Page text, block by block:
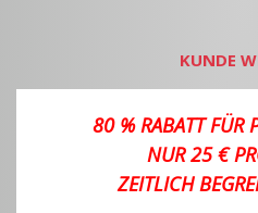
KUNDE
80 % RABATT FÜR
NUR 25 €
ZEITLICH